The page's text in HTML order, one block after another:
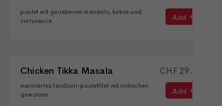
poulet mit geriebenen mandeln, kokos und
currysauce
Add
Chicken Tikka Masala
mariniertes tandoori-pouletfilet mit indischen
gewürzen
CHF29.50
Add